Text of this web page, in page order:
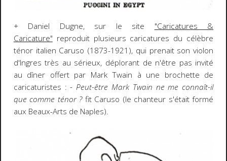
+ Daniel Dugne, sur le site "Caricatures &
Caricature" reproduit plusieurs caricatures du célèbre
ténor italien Caruso (1873-1921), qui prenait son violon
d'Ingres très au sérieux, déplorant de n'être pas invité
au dîner offert par Mark Twain à une brochette de
caricaturistes :- Peut-être Mark Twain ne me connaît-il
que comme ténor ? fit Caruso (le chanteur s'était formé
aux Beaux-Arts de Naples).